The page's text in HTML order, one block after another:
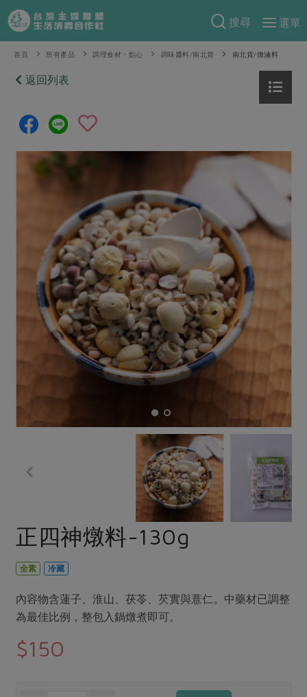
搜尋
選單
產品分類
當季蔬果
芽苗類
辛香料類
乳製品
米麵雜糧
肉品・水產
畜產肉類 水產
水畜加工品
調理食材・點心
休閒零嘴 沖泡飲品
家庭清潔 織品
日用品
食譜料理
食材
麵食
料理方式
烘焙．點心
主題食譜
養身食補
特別企畫
預購活動
把最好的台灣味帶回家！
防災用品預購圓滿結束
2026年端午節預購圓滿結束
更多預購活動
當季產品
傳到心坎裡，誠心又澎派
合作25-經典快閃最後一週
合作25-精選產品第四彈
更多當季產品
主婦聯盟X樂齡網特約優惠案
更多議題活動
傳到心坎裡，誠心又澎派
綠主張
一籃菜真心話
社內大小事 合作聯合國
產品故事 生活提案
樂齡生活 親子食育
廚房瑜伽
關注議題
惜食
廢核運動 能源議題
減塑減廢
公益金 食農教育
生活者e週報
綠主張月刊
典藏閱覽室
認識合作社
關於我們
合作社組織
員工與求才
產品檢驗
硝酸鹽檢驗
社員權益
選舉專區
最新消息
媒體報導
下載專區
重要公告
首頁 所有產品 調理食材・點心 調味醬料/南北貨 南北貨/燉滷料
返回列表
正四神燉料-130g
全素 冷藏
內容物含蓮子、淮山、茯苓、芡實與薏仁。中藥材已調整
為最佳比例，整包入鍋燉煮即可。
$150